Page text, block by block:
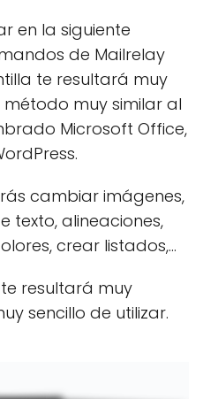
en la siguiente
de Mailrelay
te resultará muy
muy similar al
Microsoft Office,
cambiar imágenes,
texto, alineaciones,
crear listados,...
resultará muy
sencillo de utilizar.